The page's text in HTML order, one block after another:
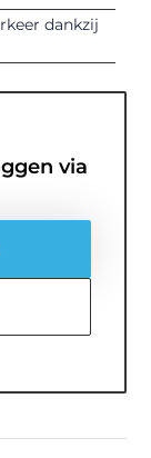
dankzij
via